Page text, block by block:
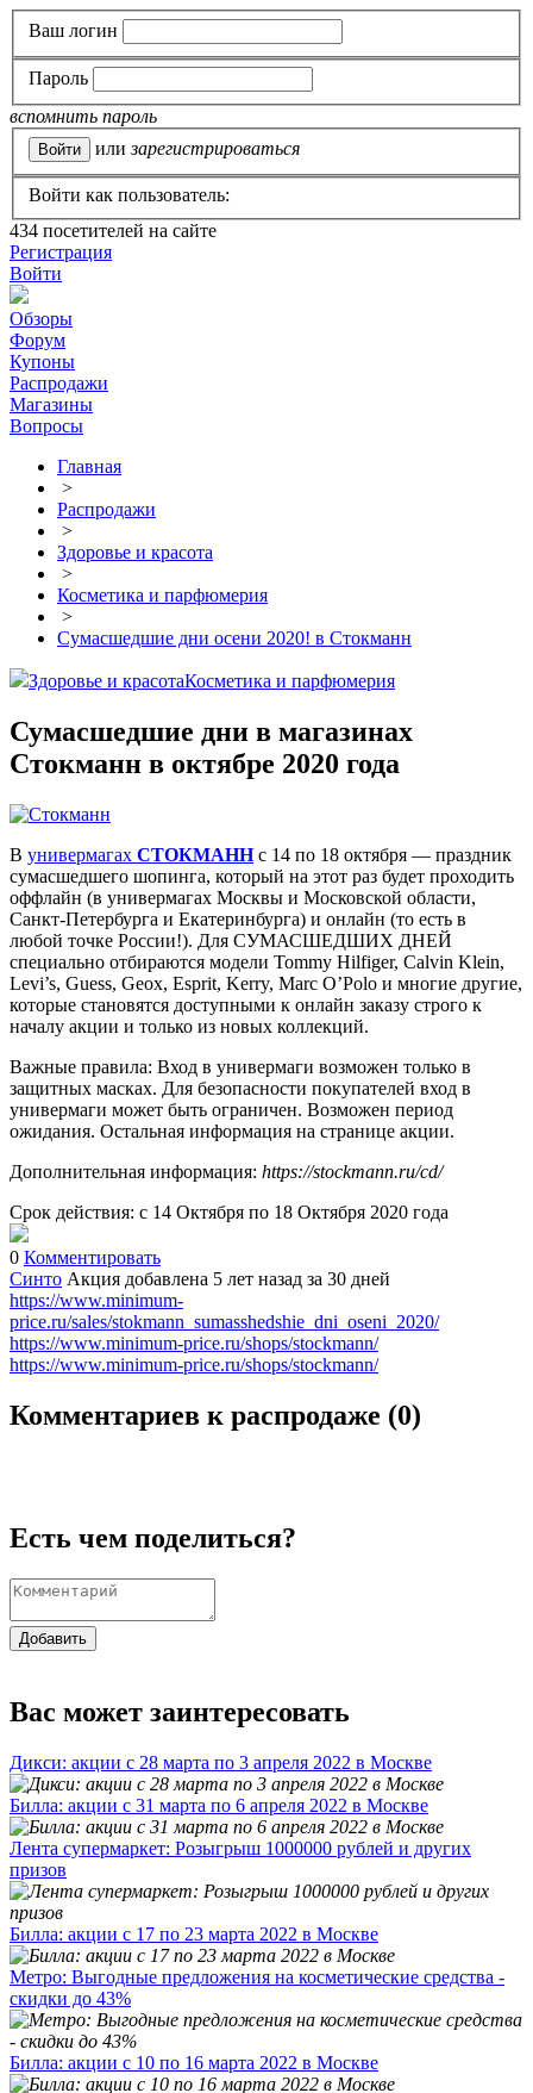
Ваш логин
Пароль
вспомнить пароль
или зарегистрироваться
Войти как пользователь:
434 посетителей на сайте
Регистрация
Войти
Обзоры
Форум
Купоны
Распродажи
Магазины
Вопросы
Главная
>
Распродажи
>
Здоровье и красота
>
Косметика и парфюмерия
>
Сумасшедшие дни осени 2020! в Стокманн
Здоровье и красотаКосметика и парфюмерия
Сумасшедшие дни в магазинах
Стокманн в октябре 2020 года
В универмагах СТОКМАННс 14 по 18 октября — праздник
сумасшедшего шопинга, который на этот раз будет проходить
оффлайн (в универмагах Москвы и Московской области,
Санкт-Петербурга и Екатеринбурга) и онлайн (то есть в
любой точке России!). Для СУМАСШЕДШИХ ДНЕЙ
специально отбираются модели Tommy Hilfiger, Calvin Klein,
Levi’s, Guess, Geox, Esprit, Kerry, Marc O’Polo и многие другие,
которые становятся доступными к онлайн заказу строго к
началу акции и только из новых коллекций.
Важные правила: Вход в универмаги возможен только в
защитных масках. Для безопасности покупателей вход в
универмаги может быть ограничен. Возможен период
ожидания. Остальная информация на странице акции.
Дополнительная информация: https://stockmann.ru/cd/
Срок действия: с 14 Октября по 18 Октября 2020 года
0 Комментировать
Синто Акция добавлена 5 лет назад за 30 дней
https://www.minimum-
price.ru/sales/stokmann_sumasshedshie_dni_oseni_2020/
https://www.minimum-price.ru/shops/stockmann/
https://www.minimum-price.ru/shops/stockmann/
Комментариев к распродаже (0)
Есть чем поделиться?
Добавить
Вас может заинтересовать
Дикси: акции с 28 марта по 3 апреля 2022 в Москве
Билла: акции с 31 марта по 6 апреля 2022 в Москве
Лента супермаркет: Розыгрыш 1000000 рублей и других
призов
Билла: акции с 17 по 23 марта 2022 в Москве
Метро: Выгодные предложения на косметические средства -
скидки до 43%
Билла: акции с 10 по 16 марта 2022 в Москве